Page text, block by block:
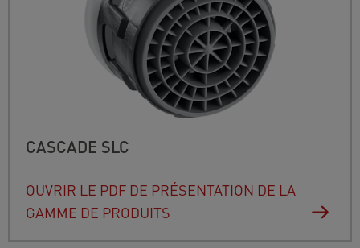
CASCADE SLC
OUVRIR LE PDF DE PRÉSENTATION DE LA
GAMME DE PRODUITS